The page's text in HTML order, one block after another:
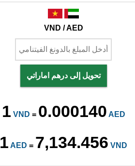
VND / AED
تحويل إلى درهم اماراتي
1 VND = 0.000140 AED
1 AED = 7,134.456 VND